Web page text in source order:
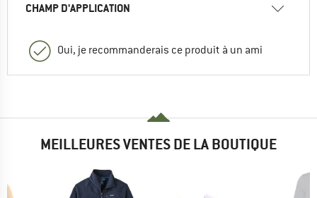
CHAMP D'APPLICATION
Oui, je recommanderais ce produit à un ami
MEILLEURES VENTES DE LA BOUTIQUE